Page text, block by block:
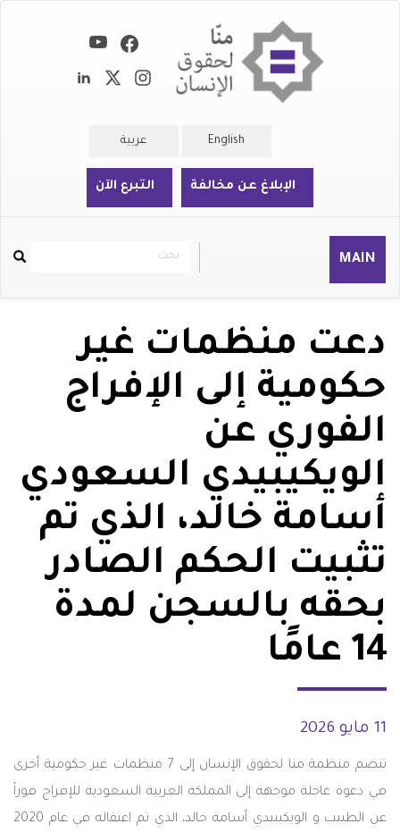
English عربية
الإبلاغ عن مخالفة التبرع الآن
MAIN
Rechercher
بحث
دعت منظمات غير
حكومية إلى الإفراج
الفوري عن
الويكيبيدي السعودي
أسامة خالد، الذي تم
تثبيت الحكم الصادر
بحقه بالسجن لمدة
14 عامًا
11 مايو 2026
تنضم منظمة منا لحقوق الإنسان إلى 7 منظمات غير حكومية أخرى
في دعوة عاجلة موجهة إلى المملكة العربية السعودية للإفراج فوراً
عن الطبيب و الويكيبيدي أسامة خالد، الذي تم اعتقاله في عام 2020